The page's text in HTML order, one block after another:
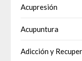
Acupresión
Acupuntura
Adicción y